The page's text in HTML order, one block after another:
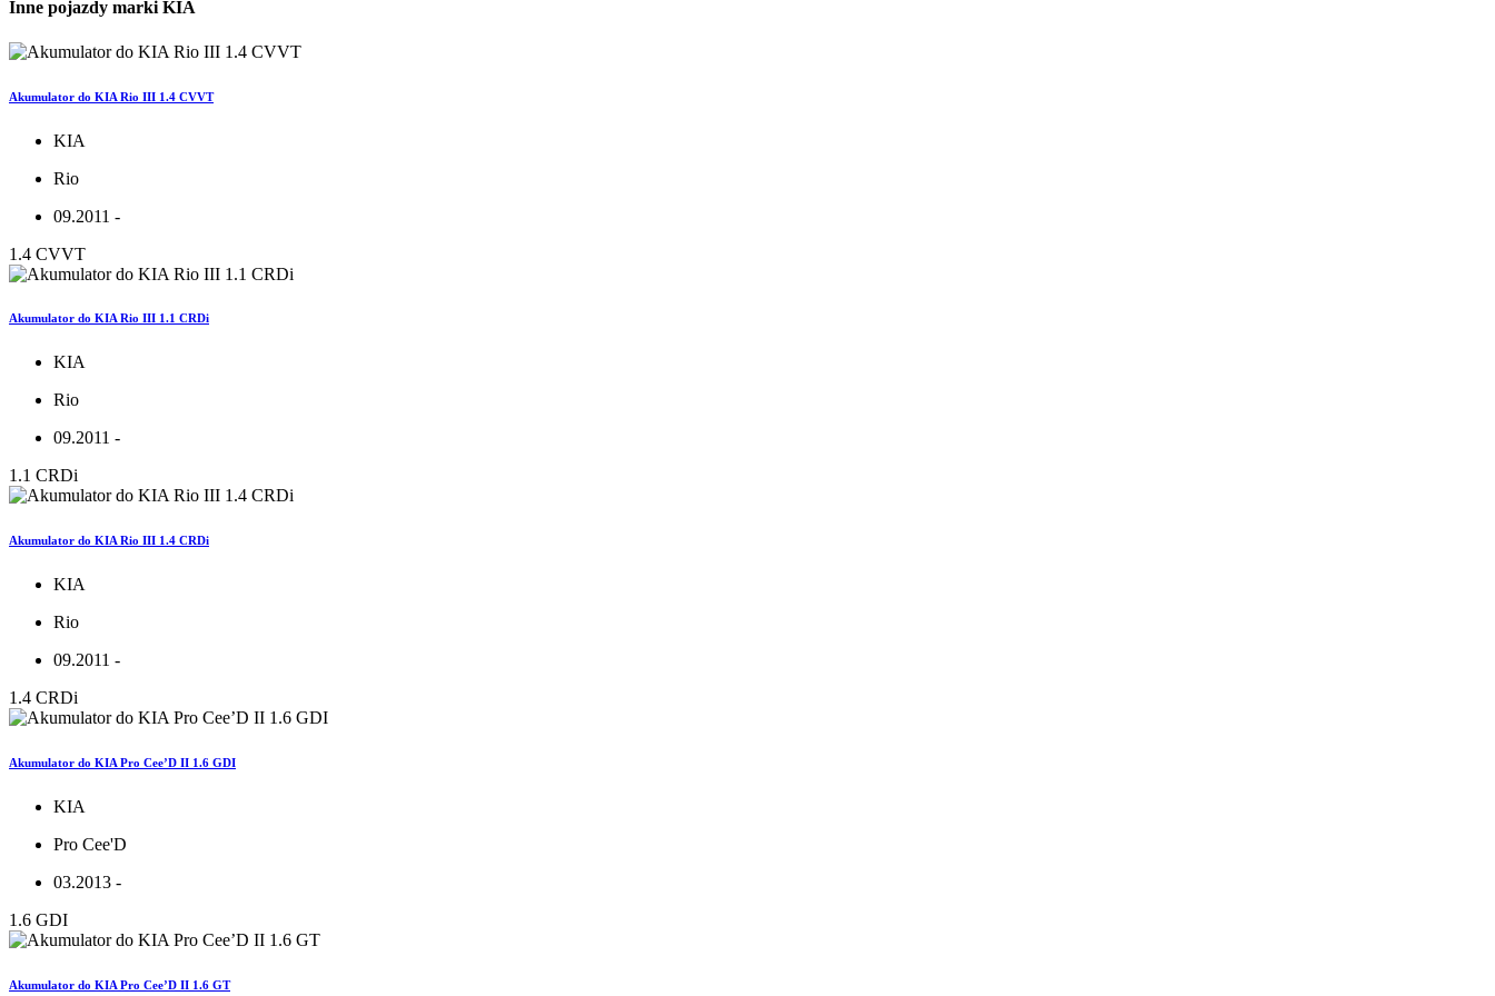
Inne pojazdy marki KIA
Akumulator do KIA Rio III 1.4 CVVT
KIA
Rio
09.2011 -
1.4 CVVT
Akumulator do KIA Rio III 1.1 CRDi
KIA
Rio
09.2011 -
1.1 CRDi
Akumulator do KIA Rio III 1.4 CRDi
KIA
Rio
09.2011 -
1.4 CRDi
Akumulator do KIA Pro Cee’D II 1.6 GDI
KIA
Pro Cee'D
03.2013 -
1.6 GDI
Akumulator do KIA Pro Cee’D II 1.6 GT